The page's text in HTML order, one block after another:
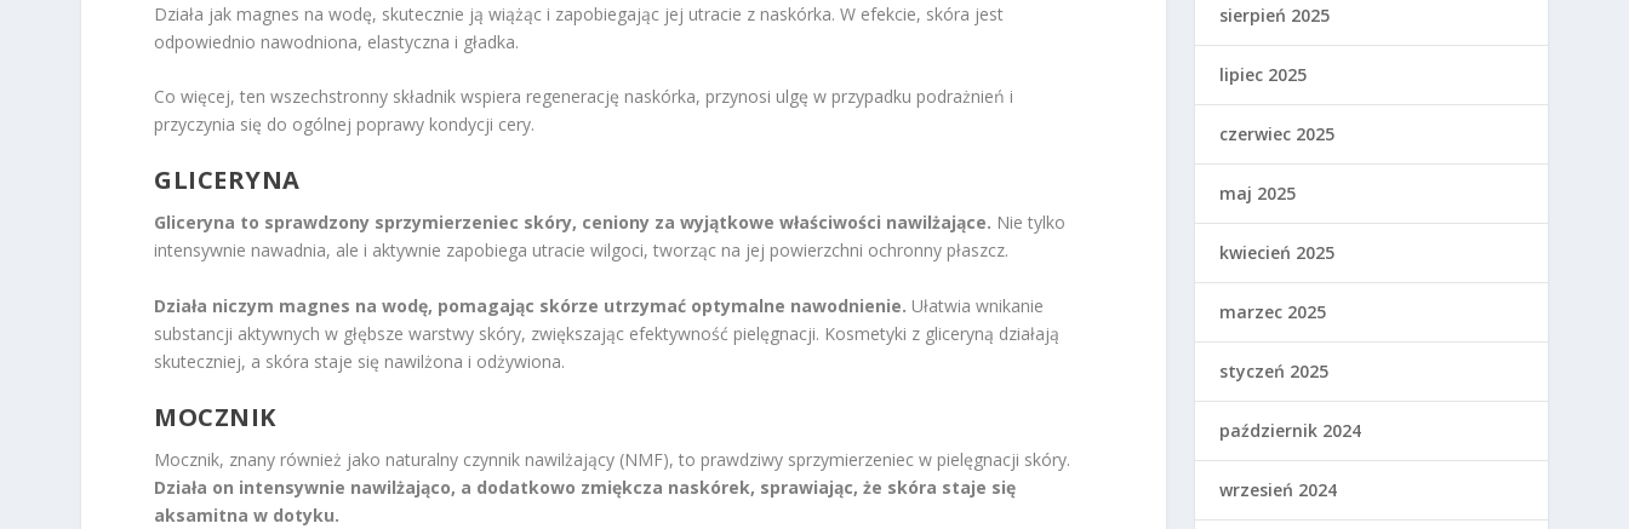
Działa jak magnes na wodę, skutecznie ją wiążąc i zapobiegając jej utracie z naskórka. W efekcie, skóra jest
odpowiednio nawodniona, elastyczna i gładka.
Co więcej, ten wszechstronny składnik wspiera regenerację naskórka, przynosi ulgę w przypadku podrażnień i
przyczynia się do ogólnej poprawy kondycji cery.
GLICERYNA
Gliceryna to sprawdzony sprzymierzeniec skóry, ceniony za wyjątkowe właściwości nawilżające. Nie tylko
intensywnie nawadnia, ale i aktywnie zapobiega utracie wilgoci, tworząc na jej powierzchni ochronny płaszcz.
Działa niczym magnes na wodę, pomagając skórze utrzymać optymalne nawodnienie. Ułatwia wnikanie
substancji aktywnych w głębsze warstwy skóry, zwiększając efektywność pielęgnacji. Kosmetyki z gliceryną działają
skuteczniej, a skóra staje się nawilżona i odżywiona.
MOCZNIK
Mocznik, znany również jako naturalny czynnik nawilżający (NMF), to prawdziwy sprzymierzeniec w pielęgnacji skóry.
Działa on intensywnie nawilżająco, a dodatkowo zmiękcza naskórek, sprawiając, że skóra staje się
aksamitna w dotyku.
sierpień 2025
lipiec 2025
czerwiec 2025
maj 2025
kwiecień 2025
marzec 2025
styczeń 2025
październik 2024
wrzesień 2024